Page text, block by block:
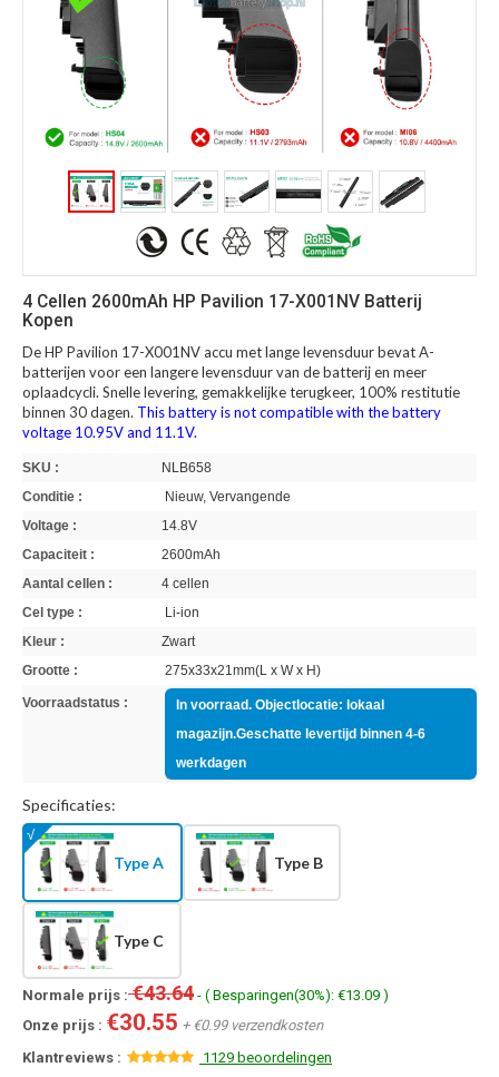
4 Cellen 2600mAh HP Pavilion 17-X001NV Batterij
Kopen
De HP Pavilion 17-X001NV accu met lange levensduur bevat A-
batterijen voor een langere levensduur van de batterij en meer
oplaadcycli. Snelle levering, gemakkelijke terugkeer, 100% restitutie
binnen 30 dagen. This battery is not compatible with the battery
voltage 10.95V and 11.1V.
SKU :
NLB658
Conditie :
Nieuw, Vervangende
Voltage :
14.8V
Capaciteit :
2600mAh
Aantal cellen :
4 cellen
Cel type :
Li-ion
Kleur :
Zwart
Grootte :
275x33x21mm(L x W x H)
Voorraadstatus :
In voorraad. Objectlocatie: lokaal
magazijn.Geschatte levertijd binnen 4-6
werkdagen
Specificaties:
Type A Type B
Type C
Normale prijs :€43.64 - ( Besparingen(30%): €13.09 )
Onze prijs : €30.55 + €0.99 verzendkosten
Klantreviews :
1129 beoordelingen